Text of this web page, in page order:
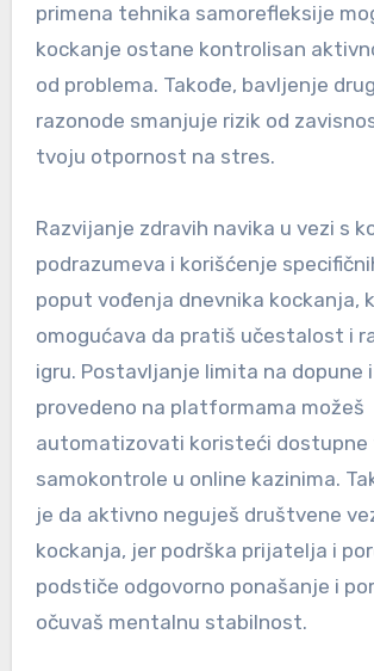
primena tehnika samorefleksije
kockanje ostane kontrolisan
od problema. Takođe, bavljenje
razonode smanjuje rizik od
tvoju otpornost na stres.
Razvijanje zdravih navika u vezi s
podrazumeva i korišćenje
poput vođenja dnevnika kockanja,
omogućava da pratiš učestalost i
igru. Postavljanje limita na dopune
provedeno na platformama možeš
automatizovati koristeći dostupne
samokontrole u online kazinima.
je da aktivno neguješ društvene
kockanja, jer podrška prijatelja i
podstiče odgovorno ponašanje i
očuvaš mentalnu stabilnost.